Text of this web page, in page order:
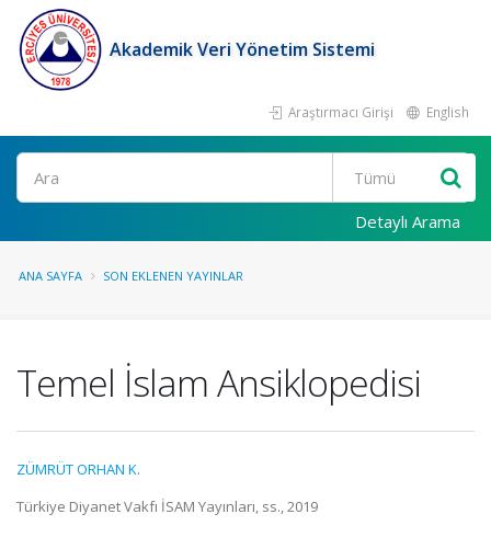
Akademik Veri Yönetim Sistemi
Araştırmacı Girişi English
Ara
Detaylı Arama
ANA SAYFA SON EKLENEN YAYINLAR
Temel İslam Ansiklopedisi
ZÜMRÜT ORHAN K.
Türkiye Diyanet Vakfı İSAM Yayınları, ss., 2019